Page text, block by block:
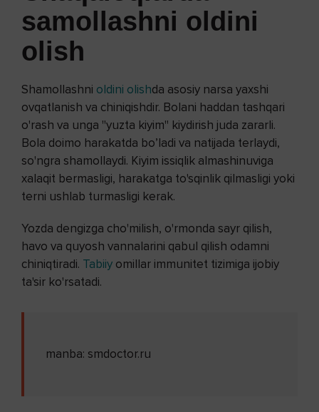
samollashni oldini
olish
Shamollashni oldini olishda asosiy narsa yaxshi
ovqatlanish va chiniqishdir. Bolani haddan tashqari
o'rash va unga "yuzta kiyim" kiydirish juda zararli.
Bola doimo harakatda bo’ladi va natijada terlaydi,
so'ngra shamollaydi. Kiyim issiqlik almashinuviga
xalaqit bermasligi, harakatga to'sqinlik qilmasligi yoki
terni ushlab turmasligi kerak.
Yozda dengizga cho'milish, o'rmonda sayr qilish,
havo va quyosh vannalarini qabul qilish odamni
chiniqtiradi. Tabiiy omillar immunitet tizimiga ijobiy
ta'sir ko'rsatadi.
manba: smdoctor.ru